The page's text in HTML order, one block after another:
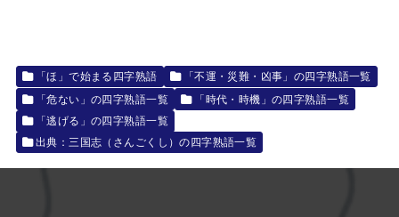
「ほ」で始まる四字熟語
「不運・災難・凶事」の四字熟語一覧
「危ない」の四字熟語一覧
「時代・時機」の四字熟語一覧
「逃げる」の四字熟語一覧
出典：三国志（さんごくし）の四字熟語一覧